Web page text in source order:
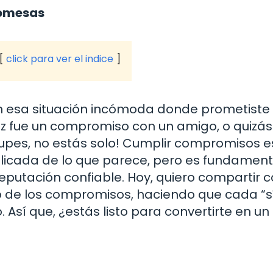
click para ver el indice
esa situación incómoda donde
fue un compromiso con un amigo, o
no estás solo! Cumplir compromisos
de lo que parece, pero es
confiable. Hoy, quiero compartir
los compromisos, haciendo que cada
que, ¿estás listo para convertirte en un